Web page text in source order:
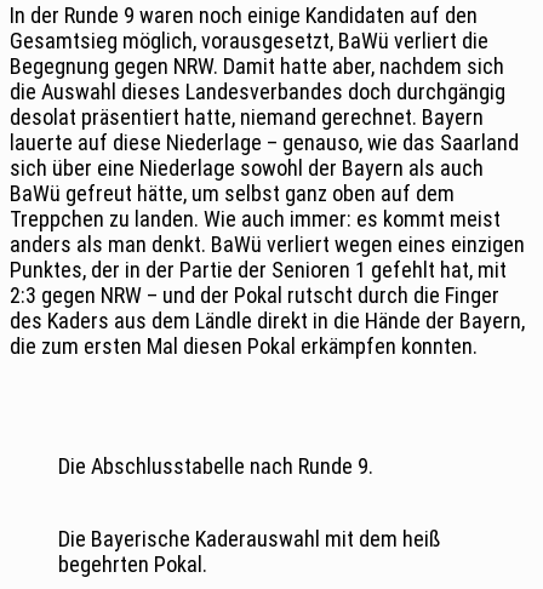
In der Runde 9 waren noch einige Kandidaten auf den
Gesamtsieg möglich, vorausgesetzt, BaWü verliert die
Begegnung gegen NRW. Damit hatte aber, nachdem sich
die Auswahl dieses Landesverbandes doch durchgängig
desolat präsentiert hatte, niemand gerechnet. Bayern
lauerte auf diese Niederlage – genauso, wie das Saarland
sich über eine Niederlage sowohl der Bayern als auch
BaWü gefreut hätte, um selbst ganz oben auf dem
Treppchen zu landen. Wie auch immer: es kommt meist
anders als man denkt. BaWü verliert wegen eines einzigen
Punktes, der in der Partie der Senioren 1 gefehlt hat, mit
2:3 gegen NRW – und der Pokal rutscht durch die Finger
des Kaders aus dem Ländle direkt in die Hände der Bayern,
die zum ersten Mal diesen Pokal erkämpfen konnten.
Die Abschlusstabelle nach Runde 9.
Die Bayerische Kaderauswahl mit dem heiß
begehrten Pokal.